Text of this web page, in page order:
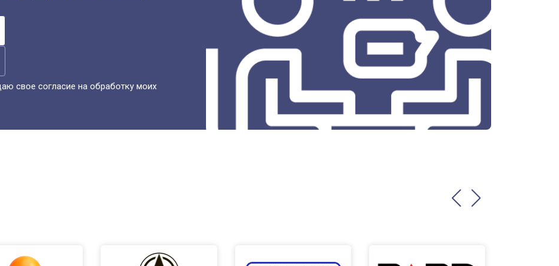
свое согласие на обработку моих